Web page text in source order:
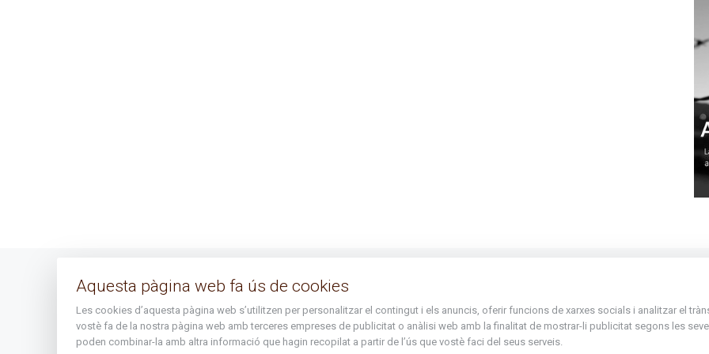
Avís legal
Mapa del lloc atenciociutadana@ordino.ad
Aquesta pàgina web fa ús de cookies
Les cookies d’aquesta pàgina web s’utilitzen per personalitzar el contingut i els anuncis, oferir funcions de xarxes socials i analitzar el
vostè fa de la nostra pàgina web amb terceres empreses de publicitat o anàlisi web amb la finalitat de mostrar-li publicitat segons les
poden combinar-la amb altra informació que hagin recopilat a partir de l’ús que vostè faci del seus serveis.